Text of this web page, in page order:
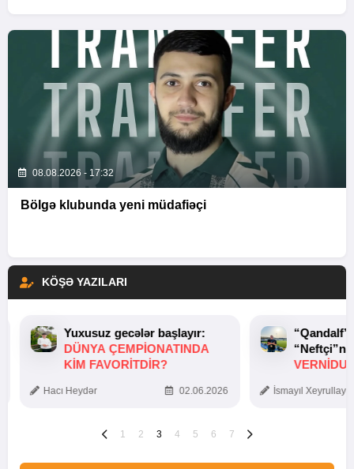
08.08.2026 - 17:32
Bölgə klubunda yeni müdafiəçi
KÖŞƏ YAZILARI
Yuxusuz gecələr başlayır:
DÜNYA ÇEMPIONATINDA
KIM FAVORITDIR?
Hacı Heydər 02.06.2026 İsmayıl
1 2 3 4 5 6 7